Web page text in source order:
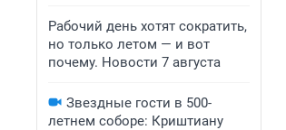
Рабочий день хотят сократить,
но только летом — и вот
почему. Новости 7 августа
Звездные гости в 500-
летнем соборе: Криштиану